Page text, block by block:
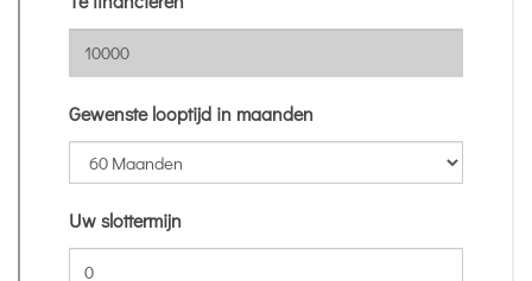
Breedte
170 cm
Hoogte
153 cm